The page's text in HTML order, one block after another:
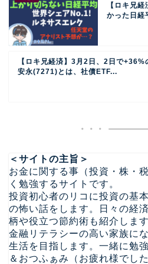
【ロキ兄
かった日経
【ロキ兄経済】3月2日、2日で+36%
安永(7271)とは、社債ETF...
＜サイトの主旨＞
お金に関する事（投資・株・
く勉強するサイトです。
投資初心者のリコに投資の基
の怖い話をします。日々の経
柄や役立つ節約術も紹介します
金融リテラシーの高い家族に
生活を目指します。一緒に勉
＆おつふぁみ（お疲れ様でした